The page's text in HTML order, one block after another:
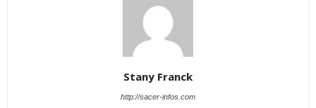
Stany Franck
http://sacer-infos.com